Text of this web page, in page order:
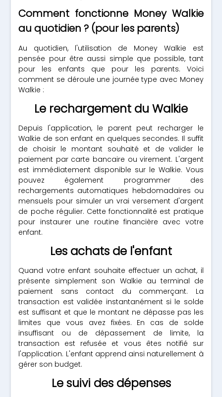
Comment fonctionne Money Walkie
au quotidien ? (pour les parents)
Au quotidien, l'utilisation de Money Walkie est
pensée pour être aussi simple que possible, tant
pour les enfants que pour les parents. Voici
comment se déroule une journée type avec Money
Walkie :
Le rechargement du Walkie
Depuis l'application, le parent peut recharger le
Walkie de son enfant en quelques secondes. Il suffit
de choisir le montant souhaité et de valider le
paiement par carte bancaire ou virement. L'argent
est immédiatement disponible sur le Walkie. Vous
pouvez également programmer des
rechargements automatiques hebdomadaires ou
mensuels pour simuler un vrai versement d'argent
de poche régulier. Cette fonctionnalité est pratique
pour instaurer une routine financière avec votre
enfant.
Les achats de l'enfant
Quand votre enfant souhaite effectuer un achat, il
présente simplement son Walkie au terminal de
paiement sans contact du commerçant. La
transaction est validée instantanément si le solde
est suffisant et que le montant ne dépasse pas les
limites que vous avez fixées. En cas de solde
insuffisant ou de dépassement de limite, la
transaction est refusée et vous êtes notifié sur
l'application. L'enfant apprend ainsi naturellement à
gérer son budget.
Le suivi des dépenses